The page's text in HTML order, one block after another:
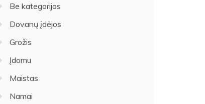
Be kategorijos
Dovanų įdėjos
Grožis
Įdomu
Maistas
Namai